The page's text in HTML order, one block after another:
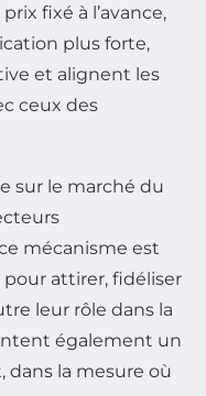
fixé à l’avance,
plus forte,
et alignent les
ceux des
sur le marché du
mécanisme est
attirer, fidéliser
leur rôle dans la
également un
la mesure où